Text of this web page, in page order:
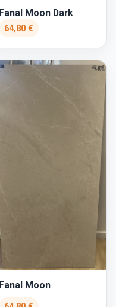
Fanal Moon Dark
64,80 €
Fanal Moon